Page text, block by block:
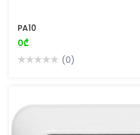
PA10
0₾
(0)